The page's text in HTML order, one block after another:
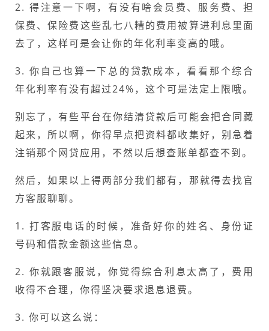
2. 得注意一下啊，有没有啥会员费、服务费、担
保费、保险费这些乱七八糟的费用被算进利息里面
去了，这样可是会让你的年化利率变高的哦。
3. 你自己也算一下总的贷款成本，看看那个综合
年化利率有没有超过24%，这个可是法定上限哦。
别忘了，有些平台在你结清贷款后可能会把合同藏
起来，所以啊，你得早点把资料都收集好，别急着
注销那个网贷应用，不然以后想查账单都查不到。
然后，如果以上得两部分我们都有，那就得去找官
方客服聊聊。
1. 打客服电话的时候，准备好你的姓名、身份证
号码和借款金额这些信息。
2. 你就跟客服说，你觉得综合利息太高了，费用
收得不合理，你得坚决要求退息退费。
3. 你可以这么说：